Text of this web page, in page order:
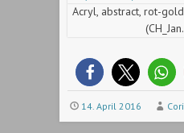
Acryl, abstract, rot-
14. April 2016